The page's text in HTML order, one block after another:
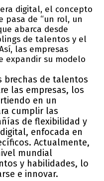
digital, el concepto
pasa de “un rol, un
abarca desde
de talentos y el
las empresas
expandir su modelo
brechas de talentos
las empresas, los
en un
cumplir las
de flexibilidad y
enfocada en
Actualmente,
mundial
y habilidades, lo
e innovar.